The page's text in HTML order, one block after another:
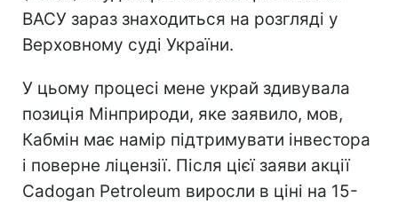
ВАСУ зараз знаходиться на розгляді у
Верховному суді України.
У цьому процесі мене украй здивувала
позиція Мінприроди, яке заявило, мов,
Кабмін має намір підтримувати інвестора
і поверне ліцензії. Після цієї заяви акції
Cadogan Petroleum виросли в ціні на 15-